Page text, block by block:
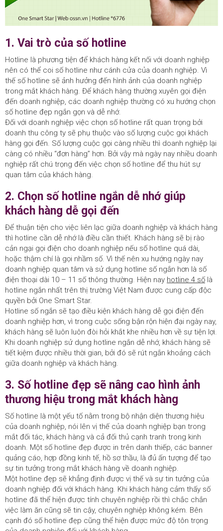
1. Vai trò của số hotline
Hotline là phương tiện để khách hàng kết nối với doanh nghiệp
nên có thể coi số hotline như cánh cửa của doanh nghiệp. Vì
thế số hotline sẽ ảnh hưởng đến hình ảnh của doanh nghiệp
trong mắt khách hàng. Để khách hàng thường xuyên gọi điện
đến doanh nghiệp, các doanh nghiệp thường có xu hướng chọn
số hotline đẹp ngắn gọn và dễ nhớ.
Đối với doanh nghiệp việc chọn số hotline rất quan trọng bởi
doanh thu công ty sẽ phụ thuộc vào số lượng cuộc gọi khách
hàng gọi đến. Số lượng cuộc gọi càng nhiều thì doanh nghiệp lại
càng có nhiều “đơn hàng” hơn. Bởi vậy mà ngày nay nhiều doanh
nghiệp rất chú trọng đến việc chọn số hotline để thu hút sự
quan tâm của khách hàng.
2. Chọn số hotline ngắn dễ nhớ giúp
khách hàng dễ gọi đến
Để thuận tiện cho việc liên lạc giữa doanh nghiệp và khách hàng
thì hotline cần dễ nhớ là điều cần thiết. Khách hàng sẽ bị rào
cản ngại gọi điện cho doanh nghiệp nếu số hotline quá dài,
hoặc thậm chí là gọi nhầm số. Vì thế nên xu hướng ngày nay
doanh nghiệp quan tâm và sử dụng hotline số ngắn hơn là số
điện thoại dài 10 – 11 số thông thường. Hiện nay hotline 4 số là
hotline ngắn nhất trên thị trường Việt Nam được cung cấp độc
quyền bởi One Smart Star.
Hotline số ngắn sẽ tạo điều kiện khách hàng dễ gọi điện đến
doanh nghiệp hơn, vì trong cuộc sống bận rộn hiện đại ngày nay,
khách hàng sẽ luôn luôn đòi hỏi khắt khe nhiều hơn về sự tiện lợi.
Khi doanh nghiệp sử dụng hotline ngắn dễ nhớ, khách hàng sẽ
tiết kiệm được nhiều thời gian, bởi đó sẽ rút ngắn khoảng cách
giữa doanh nghiệp và khách hàng.
3. Số hotline đẹp sẽ nâng cao hình ảnh
thương hiệu trong mắt khách hàng
Số hotline là một yếu tố nằm trong bộ nhận diện thương hiệu
của doanh nghiệp, nói lên vị thế của doanh nghiệp bạn trong
mắt đối tác, khách hàng và cả đối thủ cạnh tranh trong kinh
doanh. Một số hotline đẹp được in trên danh thiếp, các banner
quảng cáo, hợp đồng kinh tế, hồ sơ thầu, là đủ ấn tượng để tạo
sự tin tưởng trong mắt khách hàng về doanh nghiệp.
Một hotline đẹp sẽ khẳng định được vị thế và sự tin tưởng của
doanh nghiệp đối với khách hàng. Khi khách hàng cảm thấy số
hotline đã thể hiện được tính chuyên nghiệp rồi thì chắc chắn
việc làm ăn cũng sẽ tin cậy, chuyên nghiệp không kém. Bên
cạnh đó số hotline đẹp cũng thể hiện được mức độ tôn trọng